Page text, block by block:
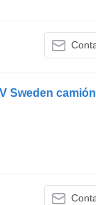
Sweden camión